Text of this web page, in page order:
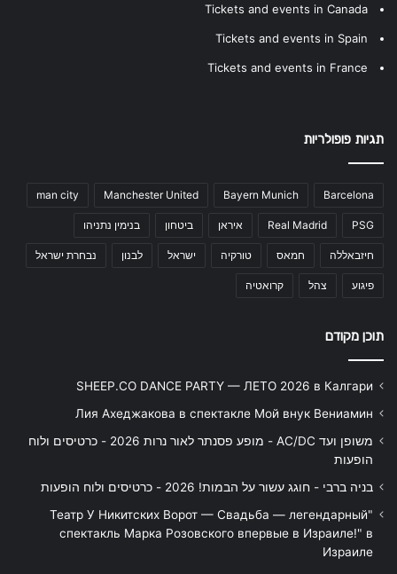
Tickets and events in Canada
Tickets and events in Spain
Tickets and events in France
תגיות פופולריות
Barcelona
Bayern Munich
Manchester United
man city
PSG
Real Madrid איראן ביטחון בנימין נתניהו
חיזבאללה חמאס טורקיה ישראל לבנון נבחרת ישראל
פיגוע צהל קרואטיה
תוכן מקודם
SHEEP.CO DANCE PARTY — ЛЕТО 2026 в Калгари
Лия Ахеджакова в спектакле Мой внук Вениамин
משופן ועד AC/DC - מופע פסנתר לאור נרות 2026 - כרטיסים ולוח
הופעות
בניה ברבי - חוגג עשור על הבמות! 2026 - כרטיסים ולוח הופעות
"Театр У Никитских Ворот — Свадьба — легендарный
спектакль Марка Розовского впервые в Израиле!" в
Израиле